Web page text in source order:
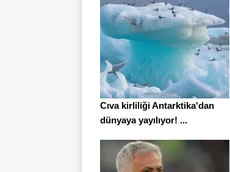
Cıva kirliliği Antarktika'dan
dünyaya yayılıyor! ...